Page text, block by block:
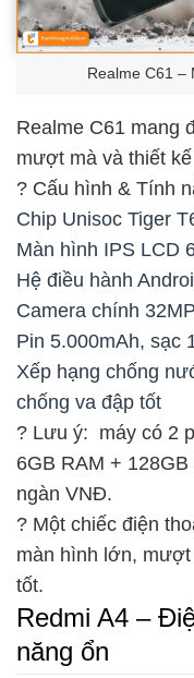
Realme C61 –
Realme C61 mang
mượt mà và thiết
? Cấu hình & Tính
Chip Unisoc Tiger
Màn hình IPS LCD
Hệ điều hành
Camera chính
Pin 5.000mAh, sạc
Xếp hạng chống
chống va đập tốt
? Lưu ý: máy có 2
6GB RAM +
ngàn VNĐ.
? Một chiếc điện
màn hình lớn,
tốt.
Redmi A4 –
năng ổn